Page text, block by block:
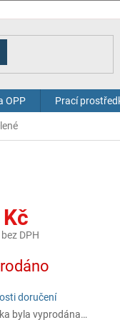
OPP Prací
DPH
doručení
byla vyprodána…